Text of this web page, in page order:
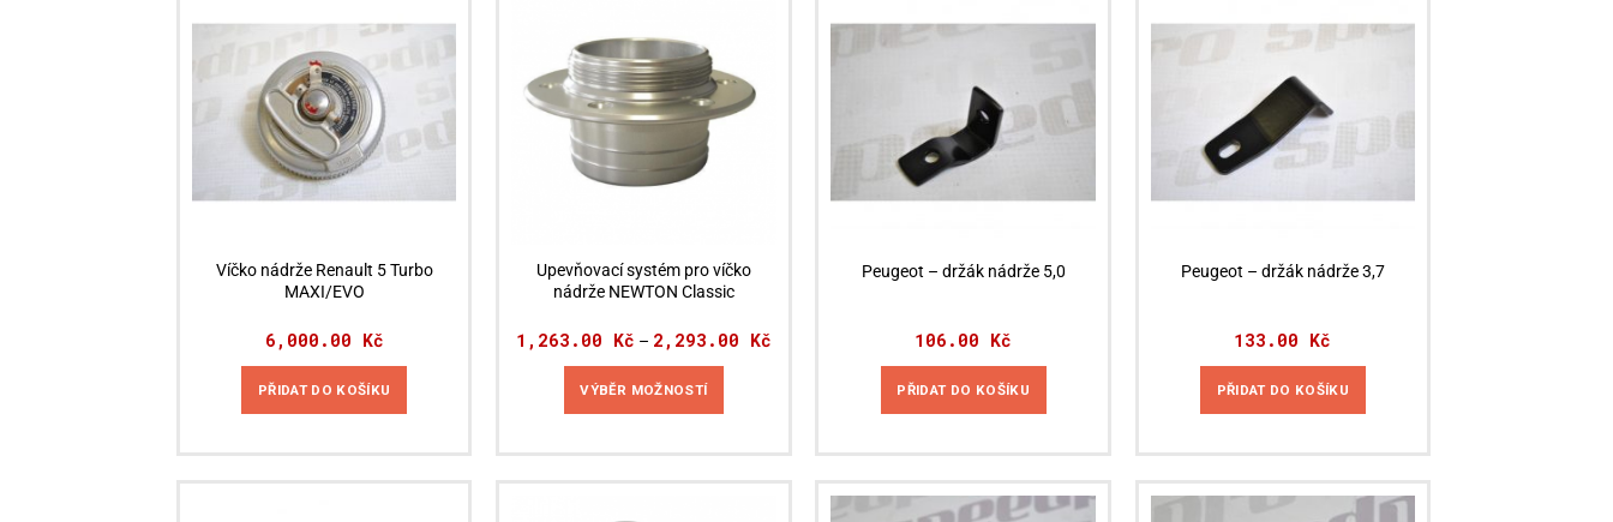
Víčko nádrže Renault 5 Turbo
MAXI/EVO
6,000.00 Kč
PŘIDAT DO KOŠÍKU
Upevňovací systém pro víčko
nádrže NEWTON Classic
1,263.00 Kč – 2,293.00 KčRozpětí
VÝBĚR MOŽNOSTÍ
Peugeot – držák nádrže 5,0
106.00 Kč
PŘIDAT DO KOŠÍKU
Peugeot – držák nádrže 3,7
133.00 Kč
PŘIDAT DO KOŠÍKU